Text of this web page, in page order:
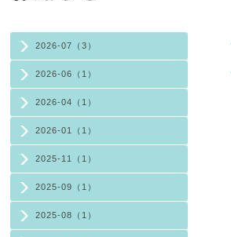
2026-07（3）
2026-06（1）
2026-04（1）
2026-01（1）
2025-11（1）
2025-09（1）
2025-08（1）